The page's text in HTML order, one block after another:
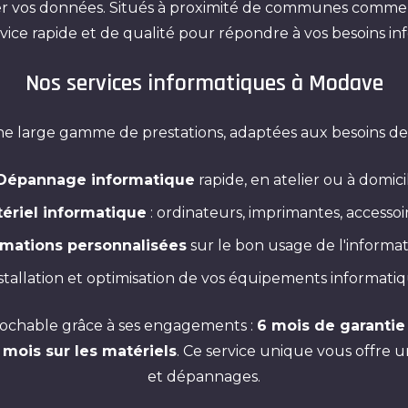
vos données. Situés à proximité de communes
rapide et de qualité pour répondre à vos besoins
Nos services informatiques à Modave
large gamme de prestations, adaptées aux besoins
informatique rapide, en atelier ou à
informatique : ordinateurs, imprimantes,
personnaliséessur le bon usage de
et optimisation de vos équipements
grâce à ses engagements : 6 mois de
mois sur les matériels. Ce service unique vous offre
et dépannages.